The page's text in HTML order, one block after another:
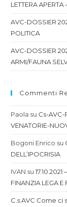
LETTERA
AVC-DOSSIER
POLITICA
AVC-DOSSIER
ARMI/FAUNA
Commenti
Paola su Cs-AVC-
VENATORIE-
Bogoni Enrico su
DELL’IPOCRISIA
IVAN su
FINANZIA LEGA E
C.s.AVC Come